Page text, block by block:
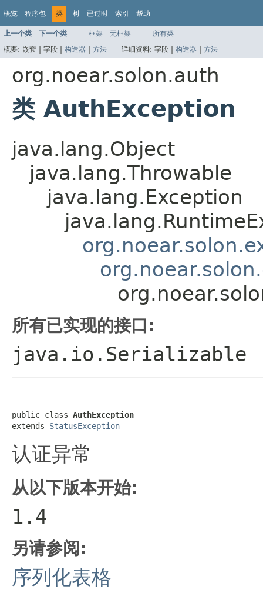
概览 程序包 类 树 已过时 索引 帮助
上一个类 下一个类 框架 无框架
所有类
概要: 嵌套 | 字段 | 构造器 | 方法 详细资料: 字段 | 构造器 | 方法
org.noear.solon.auth
类 AuthException
java.lang.Object
java.lang.Throwable
java.lang.Exception
所有已实现的接口:
java.io.Serializable
public class AuthException
extends StatusException
认证异常
从以下版本开始:
1.4
另请参阅:
序列化表格